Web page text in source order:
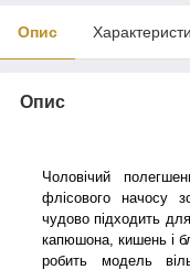
Опис
Опис
Чоловічий
флісового начосу
чудово підходить
капюшона, кишень і
робить модель